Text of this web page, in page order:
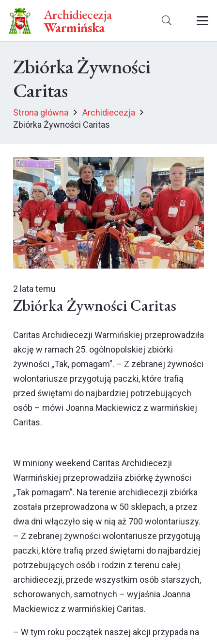
Archidiecezja
Warmińska
Zbiórka Żywności
Caritas
Strona główna
Archidiecezja
Zbiórka Żywności Caritas
2 lata temu
Zbiórka Żywności Caritas
Caritas Archidiecezji Warmińskiej przeprowadziła
akcję w ramach 25. ogólnopolskiej zbiórki
żywności „Tak, pomagam”. – Z zebranej żywności
wolontariusze przygotują paczki, które trafią
przed świętami do najbardziej potrzebujących
osób – mówi Joanna Mackiewicz z warmińskiej
Caritas.
W miniony weekend Caritas Archidiecezji
Warmińskiej przeprowadziła zbiórkę żywności
„Tak pomagam”. Na terenie archidiecezji zbiórka
została przeprowadzona w 50 sklepach, a przez
dwa dni włączyło się w nią aż 700 wolontariuszy.
– Z zebranej żywności wolontariusze przygotują
paczki, które trafią przed świętami do najbardziej
potrzebujących osób i rodzin z terenu całej
archidiecezji, przede wszystkim osób starszych,
schorowanych, samotnych – wyjaśnia Joanna
Mackiewicz z warmińskiej Caritas.
– W tym roku początek naszej akcji przypada na